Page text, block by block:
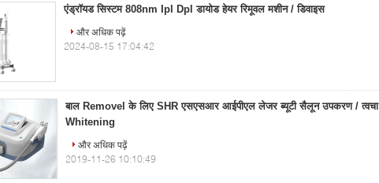
एंड्रॉयड सिस्टम 808nm Ipl Dpl डायोड हेयर रिमूवल मशीन / डिवाइस
और अधिक पढ़ें
2024-08-15 17:04:42
बाल Removel के लिए SHR एसएसआर आईपीएल लेजर ब्यूटी सैलून उपकरण / त्वचा
Whitening
और अधिक पढ़ें
2019-11-26 10:10:49